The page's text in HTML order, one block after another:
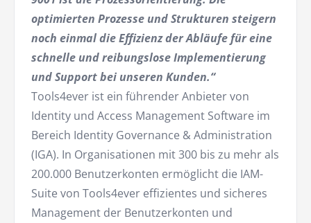
optimierten Prozesse und Strukturen steigern
noch einmal die Effizienz der Abläufe für eine
schnelle und reibungslose Implementierung
und Support bei unseren Kunden.“
Tools4ever ist ein führender Anbieter von
Identity und Access Management Software im
Bereich Identity Governance & Administration
(IGA). In Organisationen mit 300 bis zu mehr als
200.000 Benutzerkonten ermöglicht die IAM-
Suite von Tools4ever effizientes und sicheres
Management der Benutzerkonten und